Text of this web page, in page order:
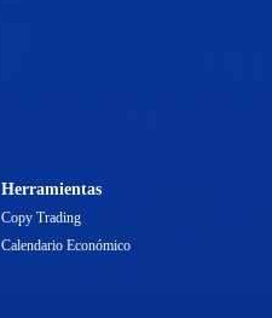
Herramientas
Copy Trading
Calendario Económico